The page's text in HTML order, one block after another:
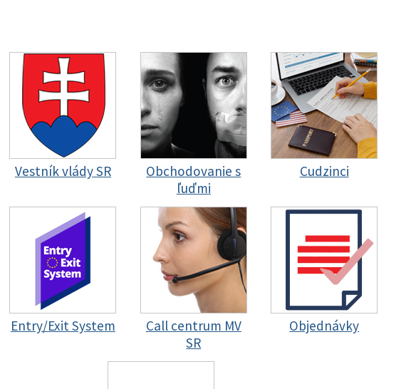
Vestník vlády SR
Obchodovanie s
ľuďmi
Cudzinci
Entry/Exit System
Call centrum MV
SR
Objednávky